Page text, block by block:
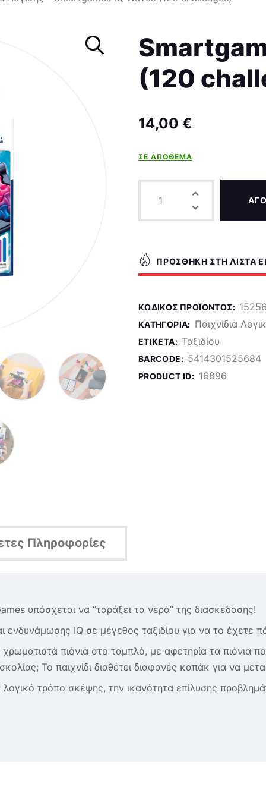
(120
14,00 €
ΣΕ ΑΠΌΘΕΜΑ
ΠΡΟΣΘΉΚΗ ΣΤΗ ΛΊΣΤΑ
ΚΩΔΙΚΌΣ ΠΡΟΪΌΝΤΟΣ:
ΚΑΤΗΓΟΡΊΑ: Παιχνίδια
ΕΤΙΚΈΤΑ: Ταξιδίου
BARCODE: 5414301525684
PRODUCT ID: 16896
Πληροφορίες
υπόσχεται να “ταράξει τα νερά” της διασκέδασης!
ενδυνάμωσης IQ σε μέγεθος ταξιδίου για να το έχετε
πιόνια στο ταμπλό, με αφετηρία τα πιόνια
To παιχνίδι διαθέτει διαφανές καπάκ για να
τρόπο σκέψης, την ικανότητα επίλυσης